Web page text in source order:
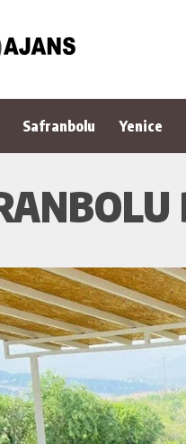
Safranbolu Yenice